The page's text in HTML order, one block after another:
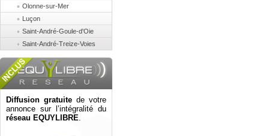
Olonne-sur-Mer
Luçon
Saint-André-Goule-d'Oie
Saint-André-Treize-Voies
Diffusion gratuite de votre
annonce sur l’intégralité du
réseau EQUYLIBRE.